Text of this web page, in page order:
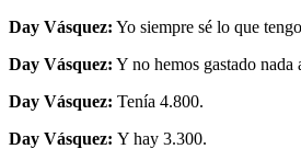
Day Vásquez: Yo siempre sé lo que
Day Vásquez: Y no hemos gastado nada
Day Vásquez: Tenía 4.800.
Day Vásquez: Y hay 3.300.